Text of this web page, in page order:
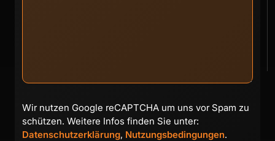
Wir nutzen Google reCAPTCHA um uns vor Spam zu
schützen. Weitere Infos finden Sie unter:
Datenschutzerklärung, Nutzungsbedingungen.